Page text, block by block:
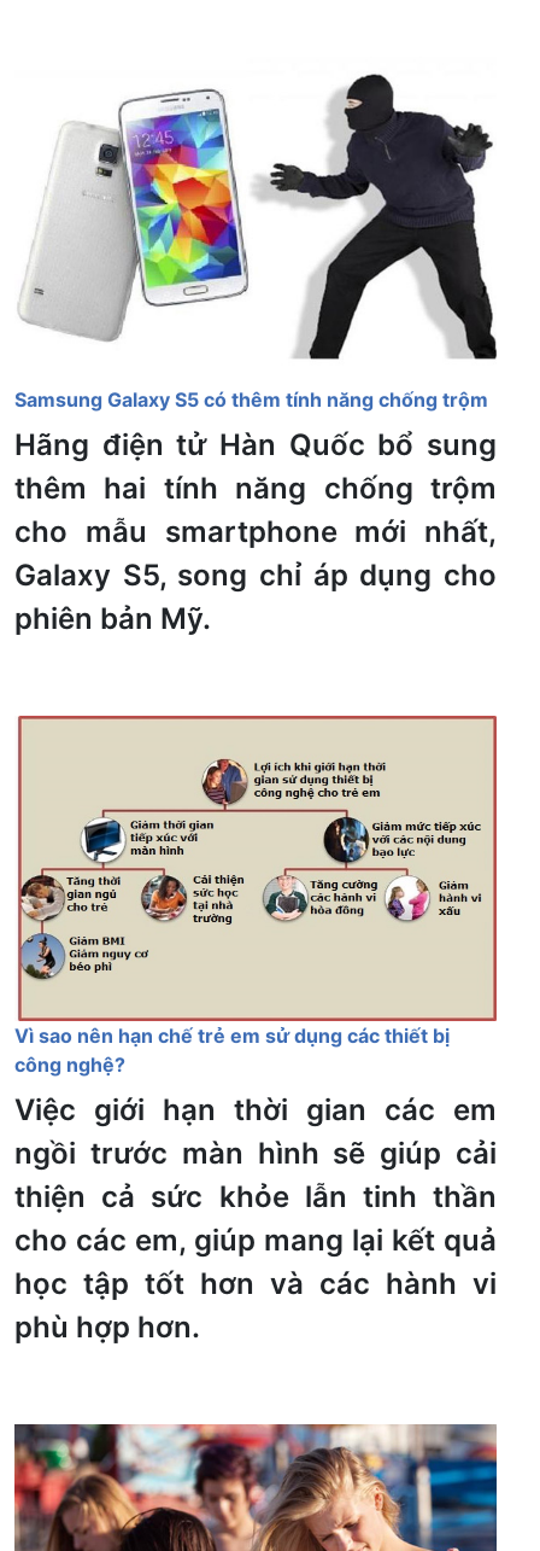
Samsung Galaxy S5 có thêm tính năng chống trộm
Hãng điện tử Hàn Quốc bổ sung
thêm hai tính năng chống trộm
cho mẫu smartphone mới nhất,
Galaxy S5, song chỉ áp dụng cho
phiên bản Mỹ.
Vì sao nên hạn chế trẻ em sử dụng các thiết bị
công nghệ?
Việc giới hạn thời gian các em
ngồi trước màn hình sẽ giúp cải
thiện cả sức khỏe lẫn tinh thần
cho các em, giúp mang lại kết quả
học tập tốt hơn và các hành vi
phù hợp hơn.